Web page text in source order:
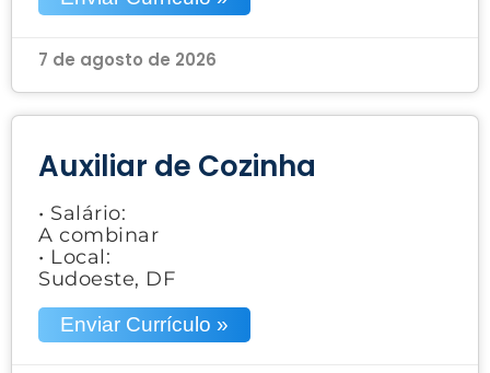
7 de agosto de 2026
Auxiliar de Cozinha
• Salário:
A combinar
• Local:
Sudoeste, DF
Enviar Currículo »